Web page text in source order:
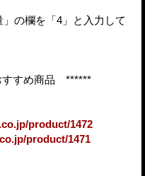
の欄を「4」と入力して
すめ商品 ******
product/1472
product/1471